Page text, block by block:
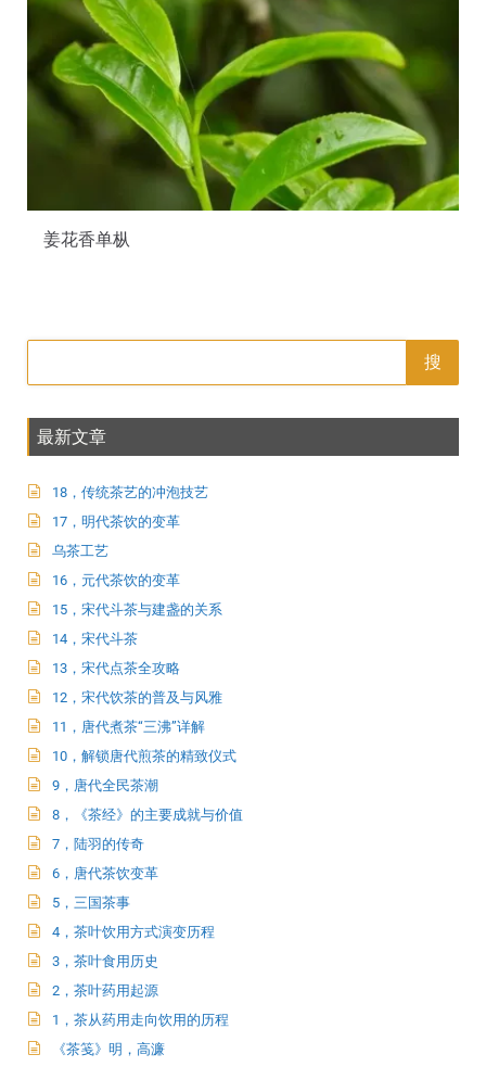
姜花香单枞
搜
最新文章
18，传统茶艺的冲泡技艺
17，明代茶饮的变革
乌茶工艺
16，元代茶饮的变革
15，宋代斗茶与建盏的关系
14，宋代斗茶
13，宋代点茶全攻略
12，宋代饮茶的普及与风雅
11，唐代煮茶“三沸”详解
10，解锁唐代煎茶的精致仪式
9，唐代全民茶潮
8，《茶经》的主要成就与价值
7，陆羽的传奇
6，唐代茶饮变革
5，三国茶事
4，茶叶饮用方式演变历程
3，茶叶食用历史
2，茶叶药用起源
1，茶从药用走向饮用的历程
《茶笺》明，高濂